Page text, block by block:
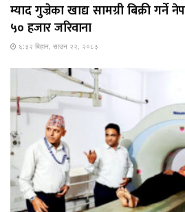
म्याद गुज्रेका खाद्य सामग्री बिक्री गर्ने
५० हजार जरिवाना
६:३२ बिहान, साउन २२, २०८३